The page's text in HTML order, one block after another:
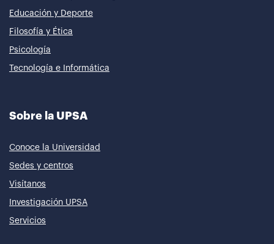
Educación y Deporte
Filosofía y Ética
Psicología
Tecnología e Informática
Sobre la UPSA
Conoce la Universidad
Sedes y centros
Visítanos
Investigación UPSA
Servicios